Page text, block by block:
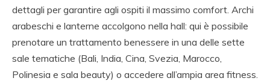
dettagli per garantire agli ospiti il massimo comfort. Archi
arabeschi e lanterne accolgono nella hall: qui è possibile
prenotare un trattamento benessere in una delle sette
sale tematiche (Bali, India, Cina, Svezia, Marocco,
Polinesia e sala beauty) o accedere all’ampia area fitness.